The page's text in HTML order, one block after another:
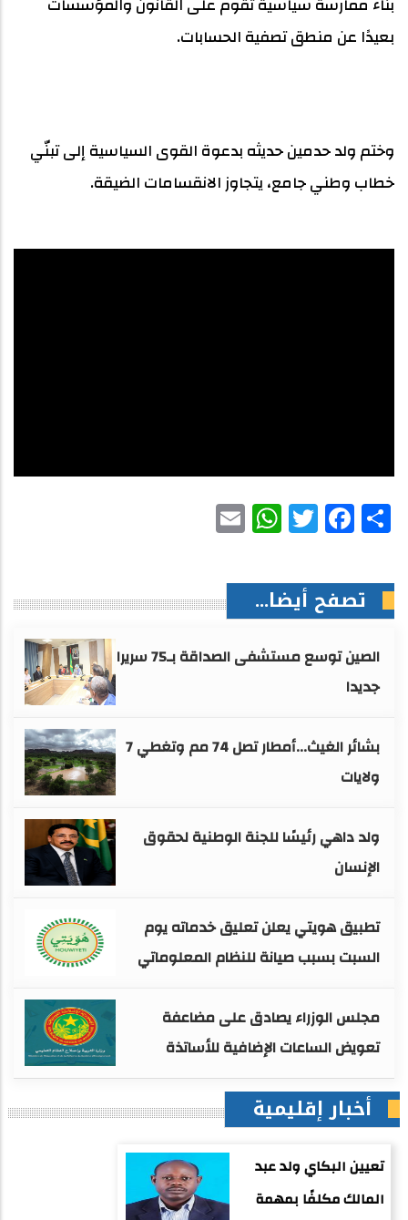
بعيدًا عن منطق تصفية الحسابات.
وختم ولد حدمين حديثه بدعوة القوى السياسية إلى تبنّي
خطاب وطني جامع، يتجاوز الانقسامات الضيقة.
Share
Facebook
Twitter
WhatsApp
تصفح أيضا...
الصين توسع مستشفى الصداقة بـ75 سريرا
جديدا
بشائر الغيث...أمطار تصل 74 مم وتغطي 7
ولايات
ولد داهي رئيسًا للجنة الوطنية لحقوق
الإنسان
تطبيق هويتي يعلن تعليق خدماته يوم
السبت بسبب صيانة للنظام المعلوماتي
مجلس الوزراء يصادق على مضاعفة
تعويض الساعات الإضافية للأساتذة
أخبار إقليمية
تعيين البكاي ولد عبد
المالك مكلفًا بمهمة